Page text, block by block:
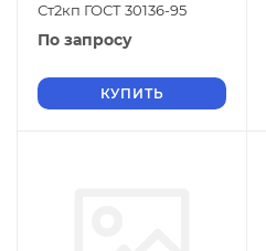
Ст2кп ГОСТ 30136-95
По запросу
КУПИТЬ